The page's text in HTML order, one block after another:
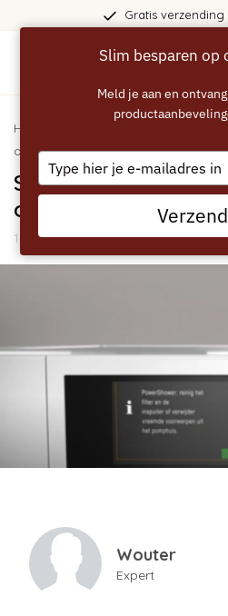
Gratis
Home
oplossingen
Storing Miele
oplossingen
14 Maart 2025
Wouter
Expert
Slim besparen op
Meld je aan en
Type
your
email